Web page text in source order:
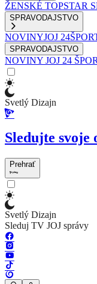
ŽENSKÉ TOPSTAR
SPRAVODAJSTVO
NOVINYJOJ 24
SPRAVODAJSTVO
NOVINY JOJ 24
Svetlý Dizajn
Sledujte svoje
Prehrať
Svetlý Dizajn
Sleduj TV JOJ správy